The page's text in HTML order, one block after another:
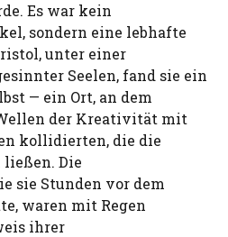
Es war kein
sondern eine lebhafte
unter einer
Seelen, fand sie ein
— ein Ort, an dem
der Kreativität mit
kollidierten, die die
Die
sie Stunden vor dem
waren mit Regen
ihrer